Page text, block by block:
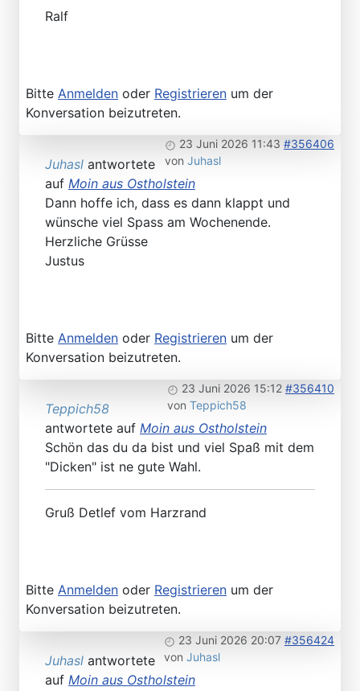
Ralf
Bitte Anmelden oder Registrieren um der
Konversation beizutreten.
23 Juni 2026 11:43 #356406
von Juhasl
Juhasl antwortete
auf Moin aus Ostholstein
Dann hoffe ich, dass es dann klappt und
wünsche viel Spass am Wochenende.
Herzliche Grüsse
Justus
Bitte Anmelden oder Registrieren um der
Konversation beizutreten.
23 Juni 2026 15:12 #356410
von Teppich58
Teppich58
antwortete auf Moin aus Ostholstein
Schön das du da bist und viel Spaß mit dem
"Dicken" ist ne gute Wahl.
Gruß Detlef vom Harzrand
Bitte Anmelden oder Registrieren um der
Konversation beizutreten.
23 Juni 2026 20:07 #356424
von Juhasl
Juhasl antwortete
auf Moin aus Ostholstein